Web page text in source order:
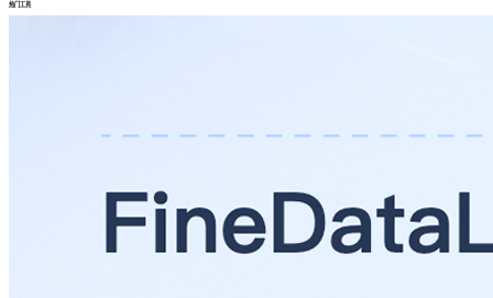
热门工具